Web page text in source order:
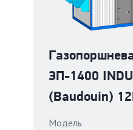
ЭП-1400
(Baudouin)
Модель